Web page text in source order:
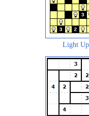
Light Up